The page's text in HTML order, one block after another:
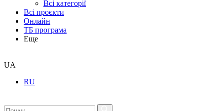
Всі категорії
Всі проєкти
Онлайн
ТБ програма
Еще
UA
RU